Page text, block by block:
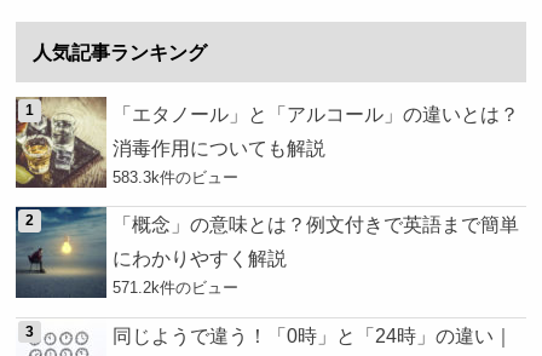
人気記事ランキング
「エタノール」と「アルコール」の違いとは？
消毒作用についても解説
583.3k件のビュー
「概念」の意味とは？例文付きで英語まで簡単
にわかりやすく解説
571.2k件のビュー
同じようで違う！「0時」と「24時」の違い｜